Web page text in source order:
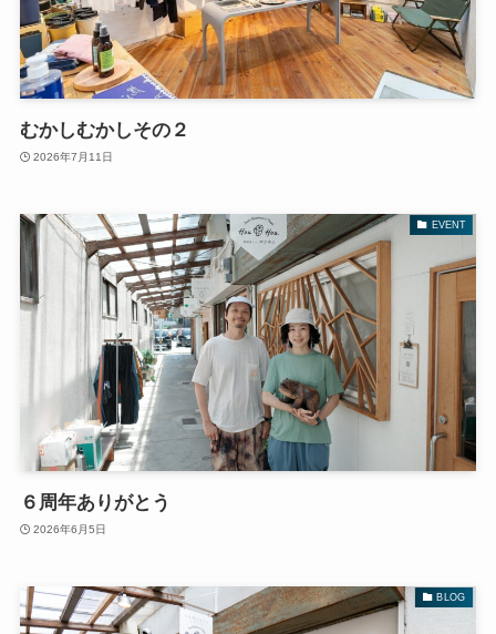
むかしむかしその２
2026年7月11日
EVENT
６周年ありがとう
2026年6月5日
BLOG